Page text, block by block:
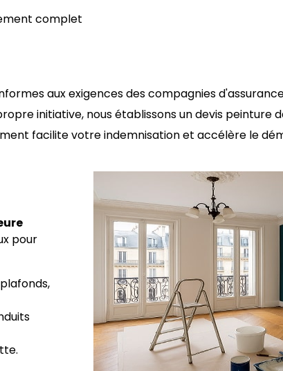
complet
aux exigences des compagnies
initiative, nous établissons un devis peinture
facilite votre indemnisation et accélère le
pour